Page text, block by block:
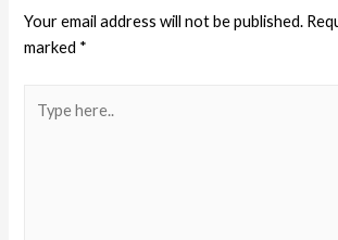
Your email address will not be published.
marked *